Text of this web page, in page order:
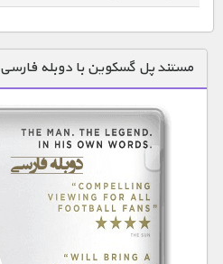
دنیای خوراکی ها
زمین شناسی / محیط زیست
سازه/ معماری/ مهندسی
سرگرمی
شناخت کودکان
طبیعت
علم و فناوری
مستند پل گسکوین با دوبله فارسی